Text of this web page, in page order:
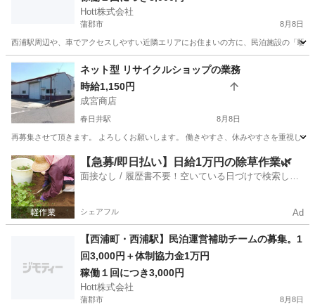
法）および蒲郡市の規定に伴い、苦情やトラブル
発生時に迅速に現地へ急行できる体制の構築を重
視しています。この行政の規定をクリアし、健全
な事業運営を継続するため、いざという時に車で
すぐに様子を見に行っていただける方を限定募集
します。 【ここがポイント！近隣エリアの方への
待遇】 契約締結後に10,000円を支給（先着1名限
定） 弊社規定に則り、契約締結後に駆けつけ体制
Hott株式会社
蒲郡市 8月8日
西浦駅周辺や、車でアクセスしやすい近隣エリアにお住まいの方に、民泊施設の「駆
愛知 蒲郡市 軽作業 近隣
ネット型 リサイクルショップの業務
時給1,150円
成宮商店
春日井駅 8月8日
再募集させて頂きます。 よろしくお願いします。 働きやすさ、休みやすさを重視し
愛知 春日井市 春日井駅 その他 時給
【急募/即日払い】日給1万円の除草作業🌿
面接なし / 履歴書不要！空いている日づけで検索して
シェアフル Ad
【西浦町・西浦駅】民泊運営補助チームの募集。1
回3,000円＋体制協力金1万円
稼働１回につき3,000円
Hott株式会社
蒲郡市 8月8日